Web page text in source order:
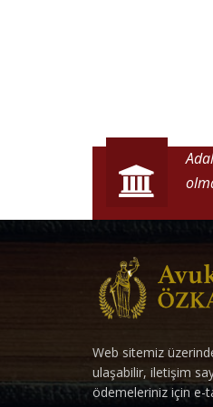
Web sitemiz
ulaşabilir, iletişim
ödemeleriniz için e-